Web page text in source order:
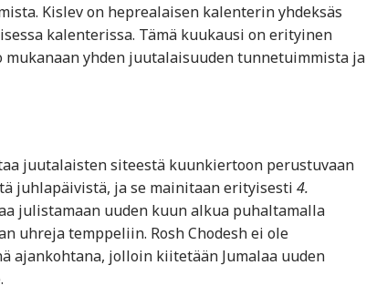
Kislev on heprealaisen kalenterin yhdeksäs
kalenterissa. Tämä kuukausi on erityinen
mukanaan yhden juutalaisuuden tunnetuimmista ja
juutalaisten siteestä kuunkiertoon perustuvaan
juhlapäivistä, ja se mainitaan erityisesti 4.
julistamaan uuden kuun alkua puhaltamalla
uhreja temppeliin. Rosh Chodesh ei ole
jolloin kiitetään Jumalaa uuden